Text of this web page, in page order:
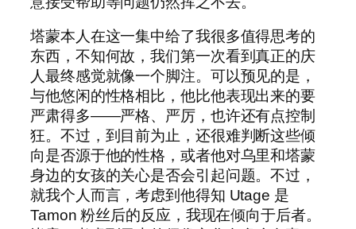
塔蒙本人在这一集中给了我很多值得思考的
东西，不知何故，我们第一次看到真正的庆
人最终感觉就像一个脚注。可以预见的是，
与他悠闲的性格相比，他比他表现出来的要
严肃得多——严格、严厉，也许还有点控制
狂。不过，到目前为止，还很难判断这些倾
向是否源于他的性格，或者他对乌里和塔蒙
身边的女孩的关心是否会引起问题。不过，
就我个人而言，考虑到他得知 Utage 是
Tamon 粉丝后的反应，我现在倾向于后者。